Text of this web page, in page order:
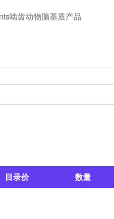
啮齿动物脑基质产品
目录价 数量